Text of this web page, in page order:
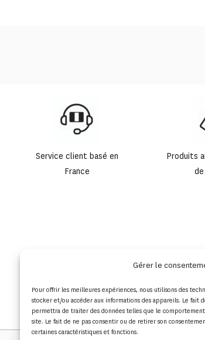
Gérer le
Pour offrir les meilleures expériences, nous utilisons des
stocker et/ou accéder aux informations des appareils. Le fait
permettra de traiter des données telles que le
site. Le fait de ne pas consentir ou de retirer son
certaines caractéristiques et fonctions.
Service client basé en
France
Produits